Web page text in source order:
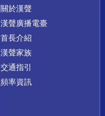
關於漢聲
漢聲廣播電臺
首長介紹
漢聲家族
交通指引
頻率資訊